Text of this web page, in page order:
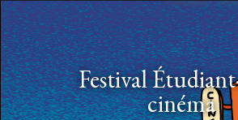
Festival
cinéma